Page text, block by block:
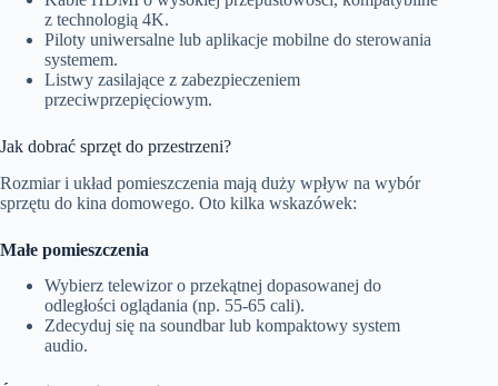
z technologią 4K.
Piloty uniwersalne lub aplikacje mobilne do sterowania
systemem.
Listwy zasilające z zabezpieczeniem
przeciwprzepięciowym.
Jak dobrać sprzęt do przestrzeni?
Rozmiar i układ pomieszczenia mają duży wpływ na wybór
sprzętu do kina domowego. Oto kilka wskazówek:
Małe pomieszczenia
Wybierz telewizor o przekątnej dopasowanej do
odległości oglądania (np. 55-65 cali).
Zdecyduj się na soundbar lub kompaktowy system
audio.